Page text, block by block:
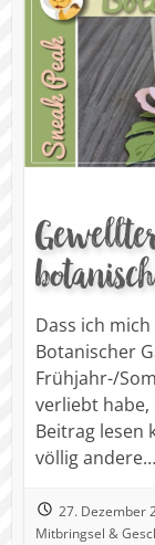
Dass ich
Botanischer
Frühjahr-/
verliebt
Beitrag lesen
völlig andere…
27. Dezember
Mitbringsel &